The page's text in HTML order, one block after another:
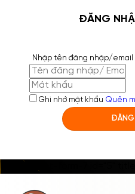
ĐĂNG
Nhập tên đăng nhập/email
Ghi nhớ mật khẩu Quên
ĐĂNG
[contact-form-7 id="5"